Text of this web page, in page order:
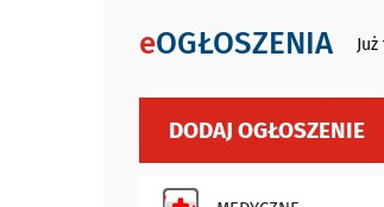
eOGŁOSZENIA
DODAJ OGŁOSZENIE